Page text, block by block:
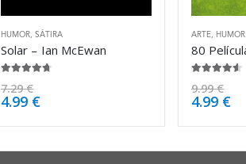
HUMOR SÁTIRA
Solar – Ian McEwan
7.29€
4.99 €
ARTE HUMOR
9.99€
4.99 €